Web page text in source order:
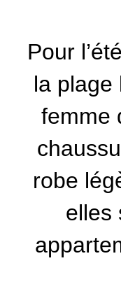
Pour
la plage
femme
robe
elles